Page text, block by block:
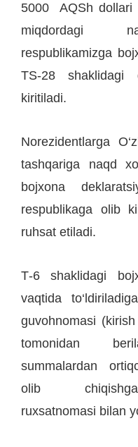
5000 AQSh
miqdordagi
respublikamizga
TS-28 shaklidagi
kiritiladi.
Norezidentlarga
tashqariga naqd
bojxona
respublikaga olib
ruhsat etiladi.
Т-6 shaklidagi
vaqtida
guvohnomasi
tomonidan
summalardan
olib chiqishga
ruxsatnomasi bilan